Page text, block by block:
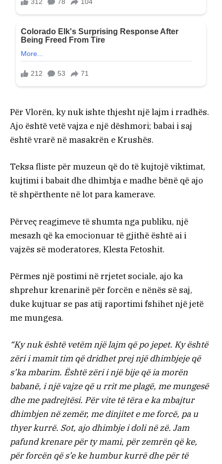
Për Vlorën, ky nuk ishte thjesht një lajm i rradhës.
Ajo është vetë vajza e një dëshmori; babai i saj
është vrarë në masakrën e Krushës.
Teksa fliste për muzeun që do të kujtojë viktimat,
kujtimi i babait dhe dhimbja e madhe bënë që ajo
të shpërthente në lot para kamerave.
Përveç reagimeve të shumta nga publiku, një
mesazh që ka emocionuar të gjithë është ai i
vajzës së moderatores, Klesta Fetoshit.
Përmes një postimi në rrjetet sociale, ajo ka
shprehur krenarinë për forcën e nënës së saj,
duke kujtuar se pas atij raportimi fshihet një jetë
me mungesa.
“Ky nuk është vetëm një lajm që po jepet. Ky është
zëri i mamit tim që dridhet prej një dhimbjeje që
s’ka mbarim. Është zëri i një bije që ia morën
babanë, i një vajze që u rrit me plagë, me mungesë
dhe me padrejtësi. Për vite të tëra e ka mbajtur
dhimbjen në zemër, me dinjitet e me forcë, pa u
thyer kurrë. Sot, ajo dhimbje i doli në zë. Jam
pafund krenare për ty mami, për zemrën që ke,
për forcën që s’e ke humbur kurrë dhe për të